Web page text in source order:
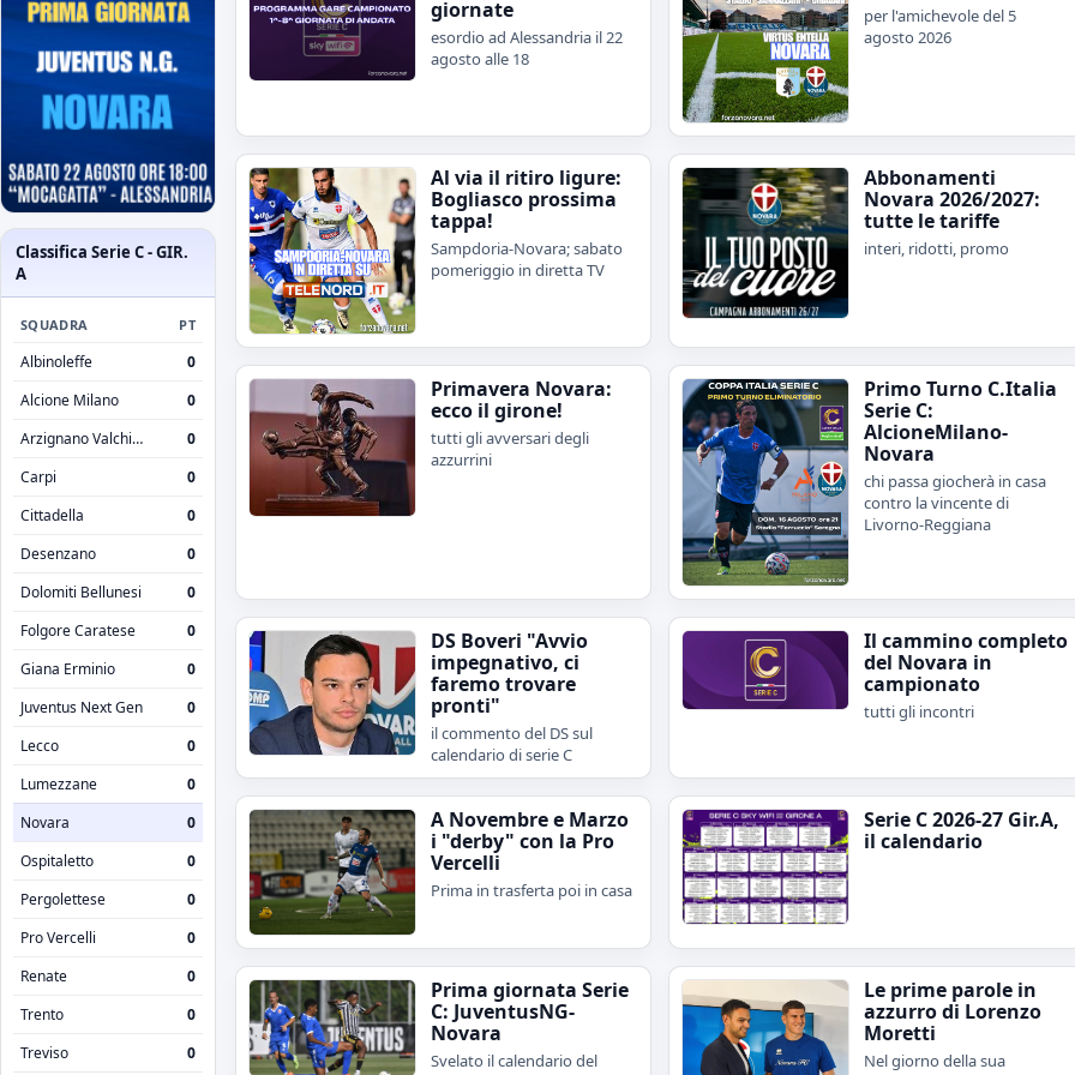
Classifica Serie C - GIR.
A
SQUADRA PT
Albinoleffe
0
Alcione Milano
0
Arzignano Valchiampo
0
Carpi
0
Cittadella
0
Desenzano
0
Dolomiti Bellunesi
0
Folgore Caratese
0
Giana Erminio
0
Juventus Next Gen
0
Lecco
0
Lumezzane
0
Novara
0
Ospitaletto
0
Pergolettese
0
Pro Vercelli
0
Renate
0
Trento
0
Treviso
0
giornate
esordio ad Alessandria il 22
agosto alle 18
per l'amichevole del 5
agosto 2026
Al via il ritiro ligure:
Bogliasco prossima
tappa!
Sampdoria-Novara; sabato
pomeriggio in diretta TV
Abbonamenti
Novara 2026/2027:
tutte le tariffe
interi, ridotti, promo
Primavera Novara:
ecco il girone!
tutti gli avversari degli
azzurrini
Primo Turno C.Italia
Serie C:
AlcioneMilano-
Novara
chi passa giocherà in casa
contro la vincente di
Livorno-Reggiana
DS Boveri "Avvio
impegnativo, ci
faremo trovare
pronti"
il commento del DS sul
calendario di serie C
Il cammino completo
del Novara in
campionato
tutti gli incontri
A Novembre e Marzo
i "derby" con la Pro
Vercelli
Prima in trasferta poi in casa
Serie C 2026-27 Gir.A,
il calendario
Prima giornata Serie
C: JuventusNG-
Novara
Svelato il calendario del
Le prime parole in
azzurro di Lorenzo
Moretti
Nel giorno della sua